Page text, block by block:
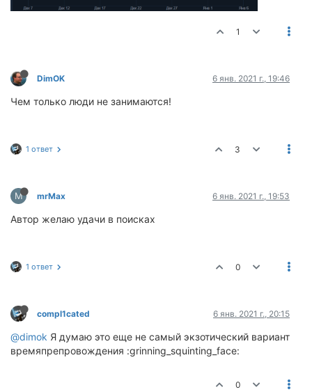
1
DimOK 6 янв. 2021 г., 19:46
Чем только люди не занимаются!
1 ответ 3
M mrMax 6 янв. 2021 г., 19:53
Автор желаю удачи в поисках
1 ответ 0
compl1cated 6 янв. 2021 г., 20:15
@dimok Я думаю это еще не самый экзотический вариант
времяпрепровождения :grinning_squinting_face:
0